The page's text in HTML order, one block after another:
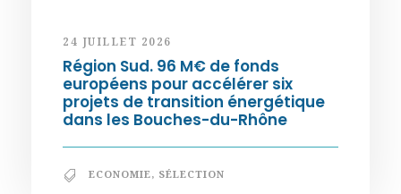
24 JUILLET 2026
Région Sud. 96 M€ de fonds
européens pour accélérer six
projets de transition énergétique
dans les Bouches-du-Rhône
ECONOMIE, SÉLECTION